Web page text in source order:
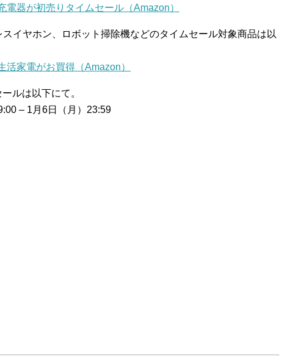
器が初売りタイムセール（Amazon）
イヤホン、ロボット掃除機などのタイムセール対象商品は以
家電がお買得（Amazon）
ルは以下にて。
– 1月6日（月）23:59